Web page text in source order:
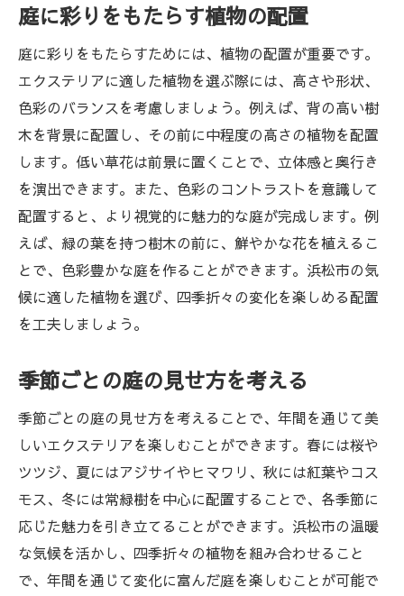
庭に彩りをもたらす植物の配置
庭に彩りをもたらすためには、植物の配置が重要です。
エクステリアに適した植物を選ぶ際には、高さや形状、
色彩のバランスを考慮しましょう。例えば、背の高い樹
木を背景に配置し、その前に中程度の高さの植物を配置
します。低い草花は前景に置くことで、立体感と奥行き
を演出できます。また、色彩のコントラストを意識して
配置すると、より視覚的に魅力的な庭が完成します。例
えば、緑の葉を持つ樹木の前に、鮮やかな花を植えるこ
とで、色彩豊かな庭を作ることができます。浜松市の気
候に適した植物を選び、四季折々の変化を楽しめる配置
を工夫しましょう。
季節ごとの庭の見せ方を考える
季節ごとの庭の見せ方を考えることで、年間を通じて美
しいエクステリアを楽しむことができます。春には桜や
ツツジ、夏にはアジサイやヒマワリ、秋には紅葉やコス
モス、冬には常緑樹を中心に配置することで、各季節に
応じた魅力を引き立てることができます。浜松市の温暖
な気候を活かし、四季折々の植物を組み合わせること
で、年間を通じて変化に富んだ庭を楽しむことが可能で